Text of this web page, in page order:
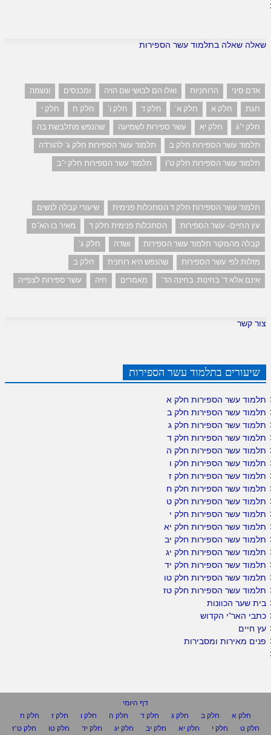
שאלה שאלה בתלמוד עשר הספירות
אדם סיני הרוחניות ואלו הם לבושי שם הויה ומכנסים
ונשמה
חגת
חלק א חלק א' חלק ד חלק ו' חלק ח
חלק י
חלק י"ג
חלק יא עשר ספירות לשמיעה
שהנפש מתלבשת בה
תלמוד עשר הספירות חלק ב
תלמוד עשר הספירות חלק ג' להורדה
תלמוד עשר הספירות חלק ט"ו
תלמוד עשר הספירות חלק י"ב
תלמוד עשר הספירות חלק ד הסתכלות פנימית
שיעורי קבלה לנשים
עץ החיים- עשר הספירות
הסתכלות פנימית חלק ד
מאיר בו הא"ס
קבלה מהמקור תלמוד עשר הספירות
ושדה
חלק ג'
מזלות לפי עשר הספירות
שהנפש היא רוחנית
חלק ב
אינם אלא ד' בחינות. בחינה הד'
מאמרים חיה עשר ספירות לצפייה
צור קשר
שיעורים בתלמוד עשר הספירות
תלמוד עשר הספירות חלק א
תלמוד עשר הספירות חלק ב
תלמוד עשר הספירות חלק ג
תלמוד עשר הספירות חלק ד
תלמוד עשר הספירות חלק ה
תלמוד עשר הספירות חלק ו
תלמוד עשר הספירות חלק ז
תלמוד עשר הספירות חלק ח
תלמוד עשר הספירות חלק ט
תלמוד עשר הספירות חלק י
תלמוד עשר הספירות חלק יא
תלמוד עשר הספירות חלק יב
תלמוד עשר הספירות חלק יג
תלמוד עשר הספירות חלק יד
תלמוד עשר הספירות חלק טו
תלמוד עשר הספירות חלק טז
בית שער הכוונות
כתבי האר"י הקדוש
עץ חיים
פנים מאירות ומסבירות
דף היומי
חלק א
חלק ב חלק ג חלק ד חלק ה חלק ו חלק ז
חלק ח
חלק ט
חלק י חלק יא חלק יב חלק יג חלק יד חלק טו חלק ט"ז